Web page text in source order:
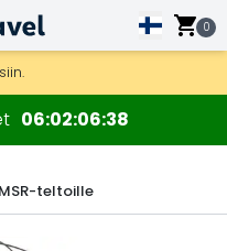
0
(toimitus 24
puukarttoihin ja koristeisiin.
06 02 06 37
teltoille